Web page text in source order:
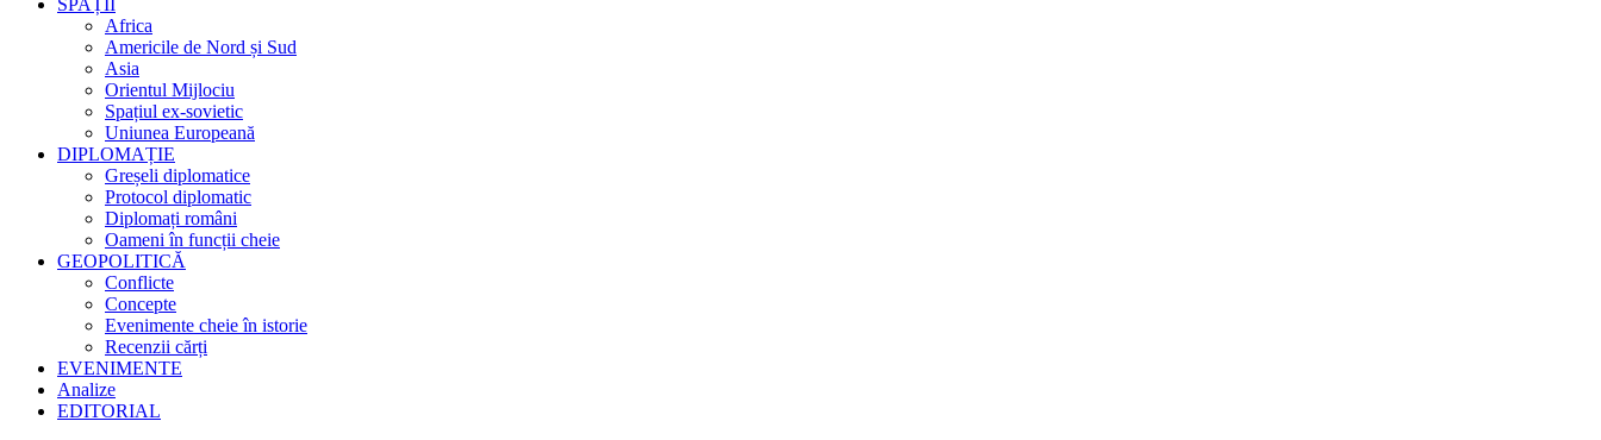
SPAȚII
Africa
Americile de Nord și Sud
Asia
Orientul Mijlociu
Spațiul ex-sovietic
Uniunea Europeană
DIPLOMAȚIE
Greșeli diplomatice
Protocol diplomatic
Diplomați români
Oameni în funcții cheie
GEOPOLITICĂ
Conflicte
Concepte
Evenimente cheie în istorie
Recenzii cărți
EVENIMENTE
Analize
EDITORIAL